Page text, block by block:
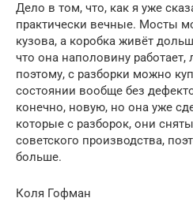
Дело в том, что, как я уже
практически вечные. Мосты
кузова, а коробка живёт
что она наполовину работает,
поэтому, с разборки можно
состоянии вообще без
конечно, новую, но она уже
которые с разборок, они
советского производства,
больше.
Коля Гофман